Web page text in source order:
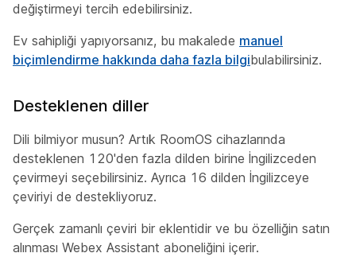
değiştirmeyi tercih edebilirsiniz.
Ev sahipliği yapıyorsanız, bu makalede manuel
biçimlendirme hakkında daha fazla bilgibulabilirsiniz.
Desteklenen diller
Dili bilmiyor musun? Artık RoomOS cihazlarında
desteklenen 120'den fazla dilden birine İngilizceden
çevirmeyi seçebilirsiniz. Ayrıca 16 dilden İngilizceye
çeviriyi de destekliyoruz.
Gerçek zamanlı çeviri bir eklentidir ve bu özelliğin satın
alınması Webex Assistant aboneliğini içerir.